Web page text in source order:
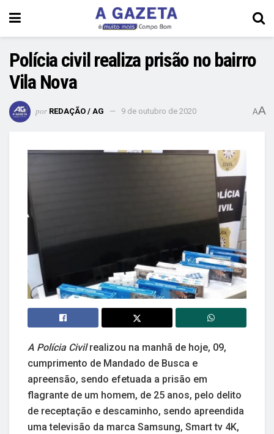
Polícia civil realiza prisão no bairro
Vila Nova
por REDAÇÃO / AG 9 de outubro de 2020 AA
A Polícia Civilrealizou na manhã de hoje, 09,
cumprimento de Mandado de Busca e
apreensão, sendo efetuada a prisão em
flagrante de um homem, de 25 anos, pelo delito
de receptação e descaminho, sendo apreendida
uma televisão da marca Samsung, Smart tv 4K,